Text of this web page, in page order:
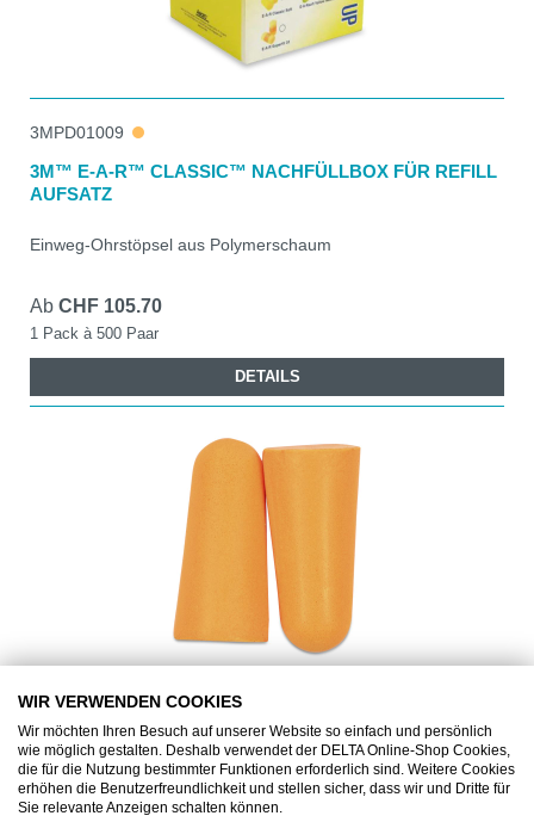
3MPD01009
3M™ E-A-R™ CLASSIC™ NACHFÜLLBOX FÜR REFILL
AUFSATZ
Einweg-Ohrstöpsel aus Polymerschaum
Ab CHF 105.70
1 Pack à 500 Paar
DETAILS
GEHÖRSCHUTZSTÖPSEL COMFORT PLUG ORANGE
SNR 37DB, 250 PAARE
WIR VERWENDEN COOKIES
Wir möchten Ihren Besuch auf unserer Website so einfach und persönlich
wie möglich gestalten. Deshalb verwendet der DELTA Online-Shop Cookies,
die für die Nutzung bestimmter Funktionen erforderlich sind. Weitere Cookies
erhöhen die Benutzerfreundlichkeit und stellen sicher, dass wir und Dritte für
Sie relevante Anzeigen schalten können.